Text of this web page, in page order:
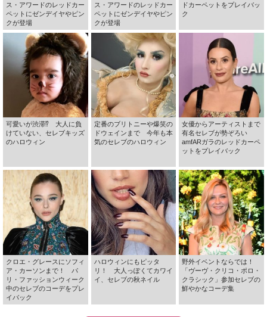
ス・アワードのレッドカー
ペットにゼンデイヤやピン
クが登場
ス・アワードのレッドカー
ペットにゼンデイヤやピン
クが登場
ドカーペットをプレイバッ
ク
可愛いが渋滞⁉ 大人に負
けていない、セレブキッズ
のハロウィン
定番のブリトニーや爆笑の
ドウェインまで 今年も本
気のセレブのハロウィン
女優からアーティストまで
有名セレブが勢ぞろい
amfARガラのレッドカーペ
ットをプレイバック
クロエ・グレースにソフィ
ア・カーソンまで！ パ
リ・ファッションウィーク
中のセレブのコーデをプレ
イバック
ハロウィンにもピッタ
リ！ 大人っぽくてカワイ
イ、セレブの秋ネイル
野外イベントならでは！
「ヴーヴ・クリコ・ポロ・
クラシック」参加セレブの
鮮やかなコーデ集